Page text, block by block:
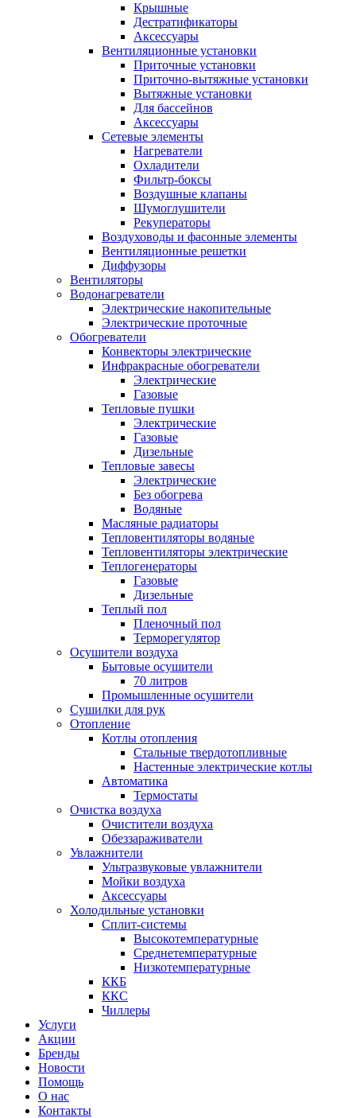
Крышные
Дестратификаторы
Аксессуары
Вентиляционные установки
Приточные установки
Приточно-вытяжные установки
Вытяжные установки
Для бассейнов
Аксессуары
Сетевые элементы
Нагреватели
Охладители
Фильтр-боксы
Воздушные клапаны
Шумоглушители
Рекуператоры
Воздуховоды и фасонные элементы
Вентиляционные решетки
Диффузоры
Вентиляторы
Водонагреватели
Электрические накопительные
Электрические проточные
Обогреватели
Конвекторы электрические
Инфракрасные обогреватели
Электрические
Газовые
Тепловые пушки
Электрические
Газовые
Дизельные
Тепловые завесы
Электрические
Без обогрева
Водяные
Масляные радиаторы
Тепловентиляторы водяные
Тепловентиляторы электрические
Теплогенераторы
Газовые
Дизельные
Теплый пол
Пленочный пол
Терморегулятор
Осушители воздуха
Бытовые осушители
70 литров
Промышленные осушители
Сушилки для рук
Отопление
Котлы отопления
Стальные твердотопливные
Настенные электрические котлы
Автоматика
Термостаты
Очистка воздуха
Очистители воздуха
Обеззараживатели
Увлажнители
Ультразвуковые увлажнители
Мойки воздуха
Аксессуары
Холодильные установки
Сплит-системы
Высокотемпературные
Среднетемпературные
Низкотемпературные
ККБ
ККС
Чиллеры
Услуги
Акции
Бренды
Новости
Помощь
О нас
Контакты